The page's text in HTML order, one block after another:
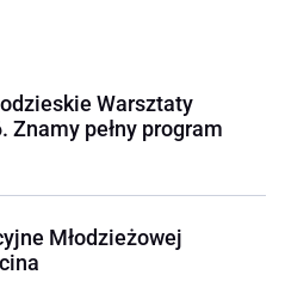
Warsztaty
Znamy pełny program
Młodzieżowej